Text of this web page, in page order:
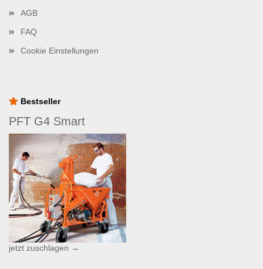
AGB
FAQ
Cookie Einstellungen
Bestseller
PFT G4 Smart
jetzt zuschlagen →